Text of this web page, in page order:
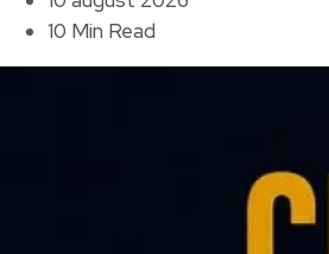
10 Min Read